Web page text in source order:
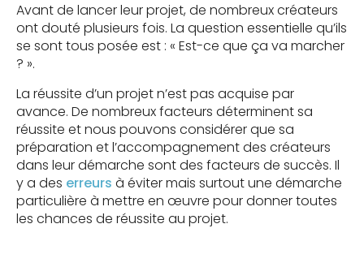
Avant de lancer leur projet, de nombreux créateurs
ont douté plusieurs fois. La question essentielle qu’ils
se sont tous posée est : « Est-ce que ça va marcher
? ».
La réussite d’un projet n’est pas acquise par
avance. De nombreux facteurs déterminent sa
réussite et nous pouvons considérer que sa
préparation et l’accompagnement des créateurs
dans leur démarche sont des facteurs de succès. Il
y a des erreurs à éviter mais surtout une démarche
particulière à mettre en œuvre pour donner toutes
les chances de réussite au projet.